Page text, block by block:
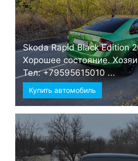
Skoda Rapid Black Edition
Хорошее состояние.
Тел: +79595615010 ...
Купить автомобиль